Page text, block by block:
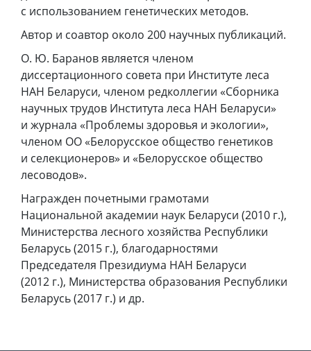
с использованием генетических методов.
Автор и соавтор около 200 научных публикаций.
О. Ю. Баранов является членом
диссертационного совета при Институте леса
НАН Беларуси, членом редколлегии «Сборника
научных трудов Института леса НАН Беларуси»
и журнала «Проблемы здоровья и экологии»,
членом ОО «Белорусское общество генетиков
и селекционеров» и «Белорусское общество
лесоводов».
Награжден почетными грамотами
Национальной академии наук Беларуси (2010 г.),
Министерства лесного хозяйства Республики
Беларусь (2015 г.), благодарностями
Председателя Президиума НАН Беларуси
(2012 г.), Министерства образования Республики
Беларусь (2017 г.) и др.